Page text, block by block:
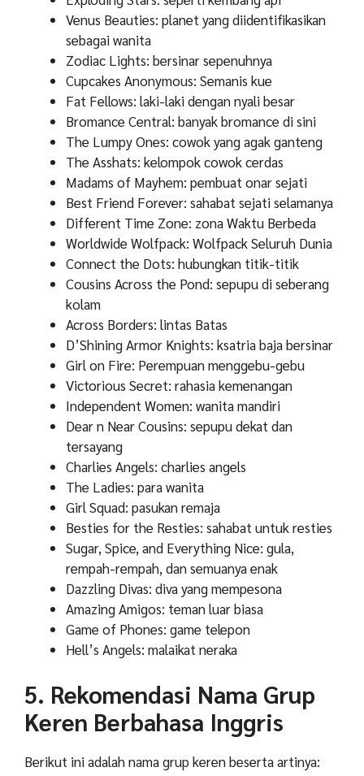
Venus Beauties: planet yang diidentifikasikan
sebagai wanita
Zodiac Lights: bersinar sepenuhnya
Cupcakes Anonymous: Semanis kue
Fat Fellows: laki-laki dengan nyali besar
Bromance Central: banyak bromance di sini
The Lumpy Ones: cowok yang agak ganteng
The Asshats: kelompok cowok cerdas
Madams of Mayhem: pembuat onar sejati
Best Friend Forever: sahabat sejati selamanya
Different Time Zone: zona Waktu Berbeda
Worldwide Wolfpack: Wolfpack Seluruh Dunia
Connect the Dots: hubungkan titik-titik
Cousins Across the Pond: sepupu di seberang
kolam
Across Borders: lintas Batas
D’Shining Armor Knights: ksatria baja bersinar
Girl on Fire: Perempuan menggebu-gebu
Victorious Secret: rahasia kemenangan
Independent Women: wanita mandiri
Dear n Near Cousins: sepupu dekat dan
tersayang
Charlies Angels: charlies angels
The Ladies: para wanita
Girl Squad: pasukan remaja
Besties for the Resties: sahabat untuk resties
Sugar, Spice, and Everything Nice: gula,
rempah-rempah, dan semuanya enak
Dazzling Divas: diva yang mempesona
Amazing Amigos: teman luar biasa
Game of Phones: game telepon
Hell’s Angels: malaikat neraka
5. Rekomendasi Nama Grup
Keren Berbahasa Inggris
Berikut ini adalah nama grup keren beserta artinya: